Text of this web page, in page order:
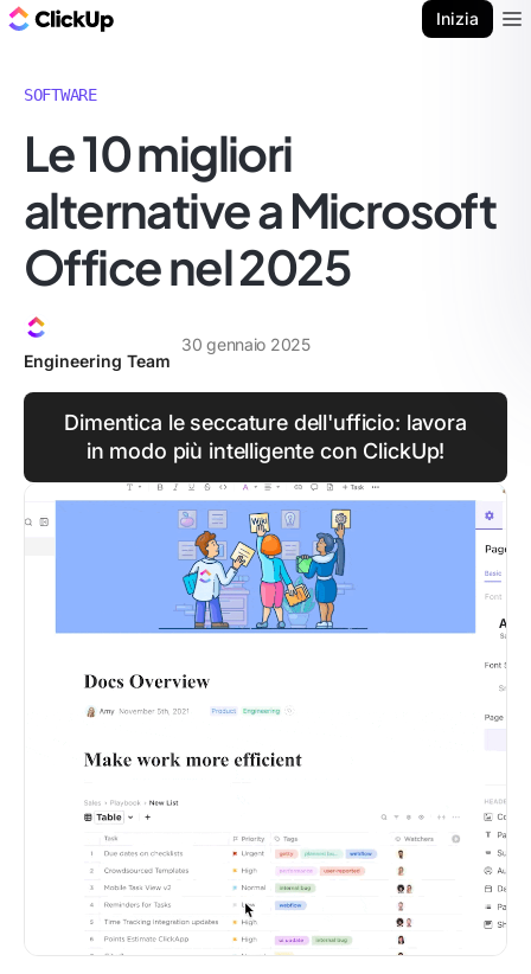
Inizia
SOFTWARE
Le 10 migliori
alternative a Microsoft
Office nel 2025
Engineering Team
30 gennaio 2025
Dimentica le seccature dell'ufficio: lavora
in modo più intelligente con ClickUp!